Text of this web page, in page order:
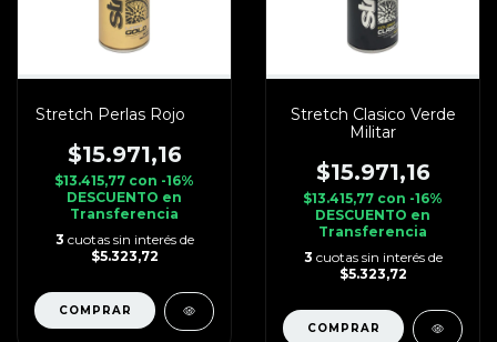
Stretch Perlas Rojo
$15.971,16
$13.415,77 con -16%
DESCUENTO en
Transferencia
3 cuotas sin interés de
$5.323,72
Stretch Clasico Verde
Militar
$15.971,16
$13.415,77 con -16%
DESCUENTO en
Transferencia
3 cuotas sin interés de
$5.323,72